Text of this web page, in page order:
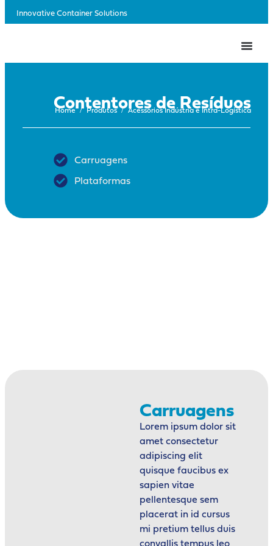
Innovative Container Solutions
Contentores de Resíduos
Home / Produtos / Acessórios Indústria e Intra-Logística
Carruagens
Plataformas
Carruagens
Lorem ipsum dolor sit
amet consectetur
adipiscing elit
quisque faucibus ex
sapien vitae
pellentesque sem
placerat in id cursus
mi pretium tellus duis